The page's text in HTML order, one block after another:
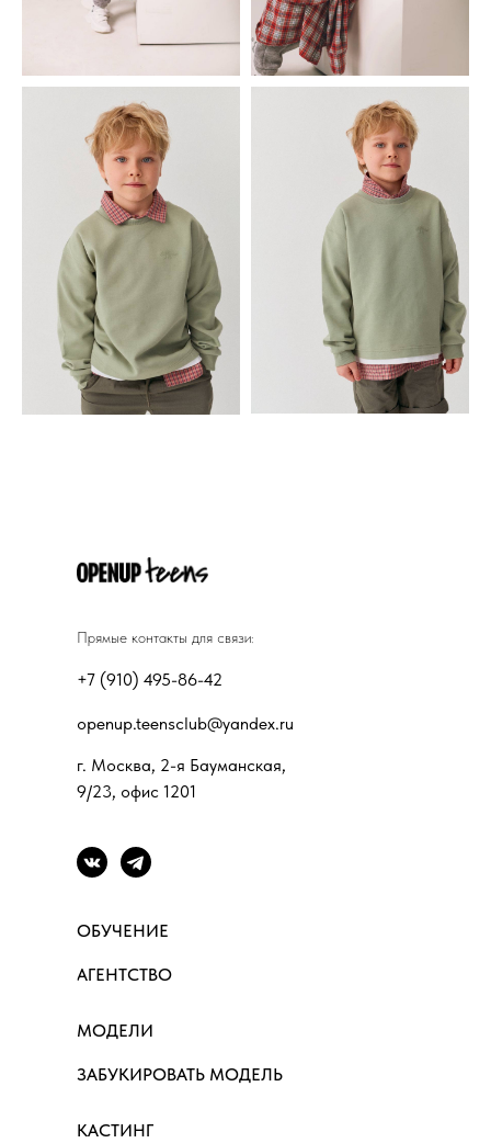
г. Москва, 2-я Бауманская,
9/23, офис 1201
+7 (910) 495-86-42
openup.teensclub@yandex.ru
Прямые контакты для связи:
ОБУЧЕНИЕ
МОДЕЛИ
АГЕНТСТВО
КАСТИНГ
ЗАБУКИРОВАТЬ МОДЕЛЬ